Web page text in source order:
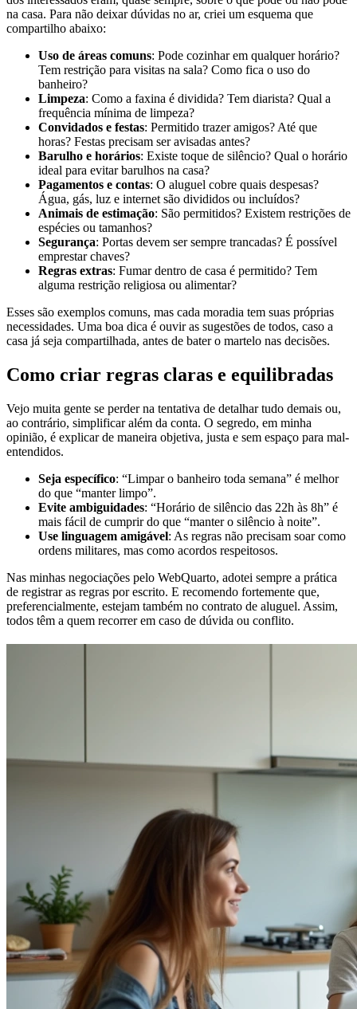
na casa. Para não deixar dúvidas no ar, criei um esquema que
compartilho abaixo:
Uso de áreas comuns: Pode cozinhar em qualquer horário?
Tem restrição para visitas na sala? Como fica o uso do
banheiro?
Limpeza: Como a faxina é dividida? Tem diarista? Qual a
frequência mínima de limpeza?
Convidados e festas: Permitido trazer amigos? Até que
horas? Festas precisam ser avisadas antes?
Barulho e horários: Existe toque de silêncio? Qual o horário
ideal para evitar barulhos na casa?
Pagamentos e contas: O aluguel cobre quais despesas?
Água, gás, luz e internet são divididos ou incluídos?
Animais de estimação: São permitidos? Existem restrições de
espécies ou tamanhos?
Segurança: Portas devem ser sempre trancadas? É possível
emprestar chaves?
Regras extras: Fumar dentro de casa é permitido? Tem
alguma restrição religiosa ou alimentar?
Esses são exemplos comuns, mas cada moradia tem suas próprias
necessidades. Uma boa dica é ouvir as sugestões de todos, caso a
casa já seja compartilhada, antes de bater o martelo nas decisões.
Como criar regras claras e equilibradas
Vejo muita gente se perder na tentativa de detalhar tudo demais ou,
ao contrário, simplificar além da conta. O segredo, em minha
opinião, é explicar de maneira objetiva, justa e sem espaço para mal-
entendidos.
Seja específico: “Limpar o banheiro toda semana” é melhor
do que “manter limpo”.
Evite ambiguidades: “Horário de silêncio das 22h às 8h” é
mais fácil de cumprir do que “manter o silêncio à noite”.
Use linguagem amigável: As regras não precisam soar como
ordens militares, mas como acordos respeitosos.
Nas minhas negociações pelo WebQuarto, adotei sempre a prática
de registrar as regras por escrito. E recomendo fortemente que,
preferencialmente, estejam também no contrato de aluguel. Assim,
todos têm a quem recorrer em caso de dúvida ou conflito.